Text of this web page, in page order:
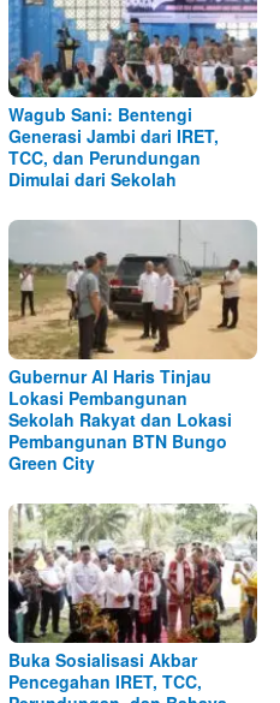
Wagub Sani: Bentengi
Generasi Jambi dari IRET,
TCC, dan Perundungan
Dimulai dari Sekolah
Gubernur Al Haris Tinjau
Lokasi Pembangunan
Sekolah Rakyat dan Lokasi
Pembangunan BTN Bungo
Green City
Buka Sosialisasi Akbar
Pencegahan IRET, TCC,